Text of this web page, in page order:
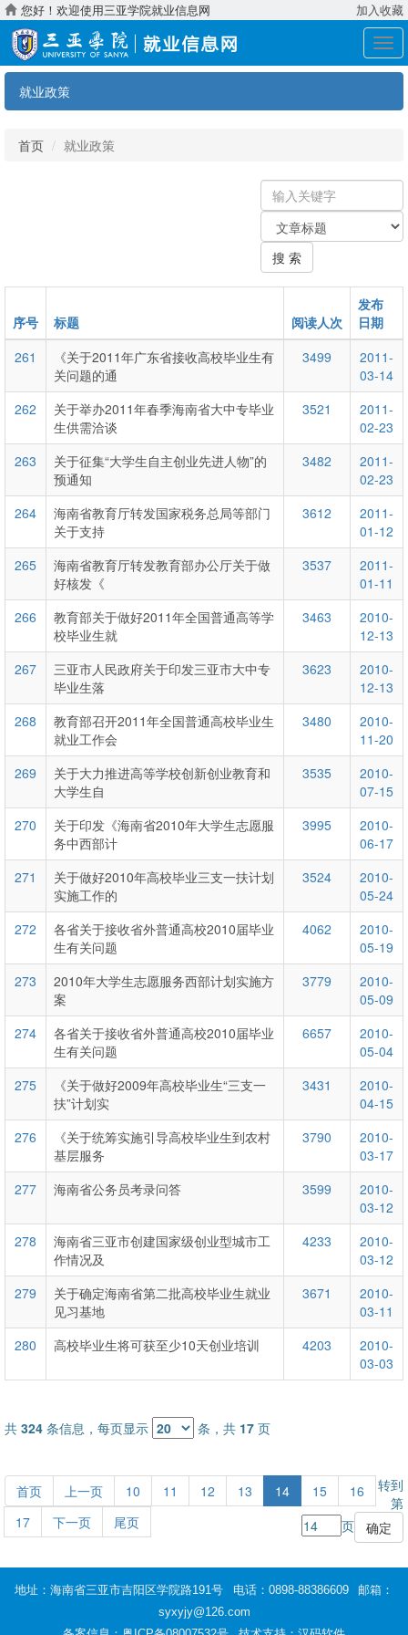
您好！欢迎使用三亚学院就业信息网 加入收藏
展
开
就业政策
首页 就业政策
输
入
键
字：
关
键
类
型
搜 索
序号 标题 阅读人次
发布
日期
261
《关于2011年广东省接收高校毕业生有
关问题的通
3499
2011-
03-14
262
关于举办2011年春季海南省大中专毕业
生供需洽谈
3521
2011-
02-23
263
关于征集“大学生自主创业先进人物”的
预通知
3482
2011-
02-23
264
海南省教育厅转发国家税务总局等部门
关于支持
3612
2011-
01-12
265
海南省教育厅转发教育部办公厅关于做
好核发《
3537
2011-
01-11
266
教育部关于做好2011年全国普通高等学
校毕业生就
3463
2010-
12-13
267
三亚市人民政府关于印发三亚市大中专
毕业生落
3623
2010-
12-13
268
教育部召开2011年全国普通高校毕业生
就业工作会
3480
2010-
11-20
269
关于大力推进高等学校创新创业教育和
大学生自
3535
2010-
07-15
270
关于印发《海南省2010年大学生志愿服
务中西部计
3995
2010-
06-17
271
关于做好2010年高校毕业三支一扶计划
实施工作的
3524
2010-
05-24
272
各省关于接收省外普通高校2010届毕业
生有关问题
4062
2010-
05-19
273
2010年大学生志愿服务西部计划实施方
案
3779
2010-
05-09
274
各省关于接收省外普通高校2010届毕业
生有关问题
6657
2010-
05-04
275
《关于做好2009年高校毕业生“三支一
扶”计划实
3431
2010-
04-15
276
《关于统筹实施引导高校毕业生到农村
基层服务
3790
2010-
03-17
277
海南省公务员考录问答 3599
2010-
03-12
278
海南省三亚市创建国家级创业型城市工
作情况及
4233
2010-
03-12
279
关于确定海南省第二批高校毕业生就业
见习基地
3671
2010-
03-11
280
高校毕业生将可获至少10天创业培训 4203
2010-
03-03
共 324 条信息，每页显示 条，共 17 页
首页 上一页 10 11 12 13 14 15
16
17
下一页 尾页
转到
第
页
地址：海南省三亚市吉阳区学院路191号 电话：0898-88386609
邮箱：
syxyjy@126.com